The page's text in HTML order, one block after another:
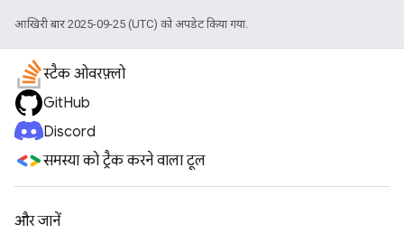
आखिरी बार 2025-09-25 (UTC) को अपडेट किया गया.
स्टैक ओवरफ़्लो
GitHub
Discord
समस्या को ट्रैक करने वाला टूल
और जानें